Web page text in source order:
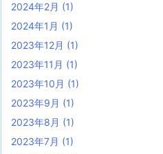
2024年2月 (1)
2024年1月 (1)
2023年12月 (1)
2023年11月 (1)
2023年10月 (1)
2023年9月 (1)
2023年8月 (1)
2023年7月 (1)